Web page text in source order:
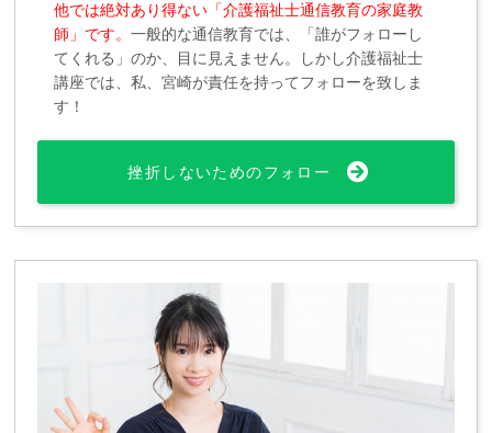
他では絶対あり得ない「介護福祉士通信教育の家庭教
師」です。一般的な通信教育では、「誰がフォローし
てくれる」のか、目に見えません。しかし介護福祉士
講座では、私、宮崎が責任を持ってフォローを致しま
す！
挫折しないためのフォロー